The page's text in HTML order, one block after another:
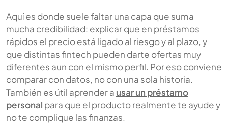
Aquí es donde suele faltar una capa que suma
mucha credibilidad: explicar que en préstamos
rápidos el precio está ligado al riesgo y al plazo, y
que distintas fintech pueden darte ofertas muy
diferentes aun con el mismo perfil. Por eso conviene
comparar con datos, no con una sola historia.
También es útil aprender a usar un préstamo
personal para que el producto realmente te ayude y
no te complique las finanzas.